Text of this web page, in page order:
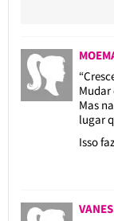
Mudar
Mas
lugar
Isso